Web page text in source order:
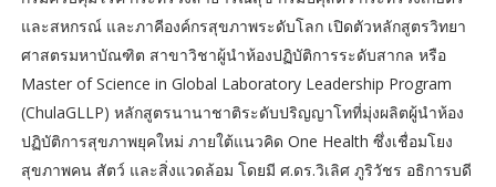
และสหกรณ์ และภาคีองค์กรสุขภาพระดับโลก เปิดตัวหลักสูตรวิทยา
ศาสตรมหาบัณฑิต สาขาวิชาผู้นำห้องปฏิบัติการระดับสากล หรือ
Master of Science in Global Laboratory Leadership Program
(ChulaGLLP) หลักสูตรนานาชาติระดับปริญญาโทที่มุ่งผลิตผู้นำห้อง
ปฏิบัติการสุขภาพยุคใหม่ ภายใต้แนวคิด One Health ซึ่งเชื่อมโยง
สุขภาพคน สัตว์ และสิ่งแวดล้อม โดยมี ศ.ดร.วิเลิศ ภูริวัชร อธิการบดี